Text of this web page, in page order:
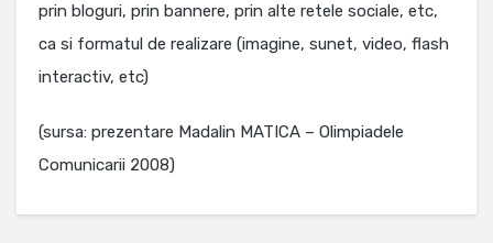
prin bloguri, prin bannere, prin alte retele sociale, etc,
ca si formatul de realizare (imagine, sunet, video, flash
interactiv, etc)
(sursa: prezentare Madalin MATICA – Olimpiadele
Comunicarii 2008)